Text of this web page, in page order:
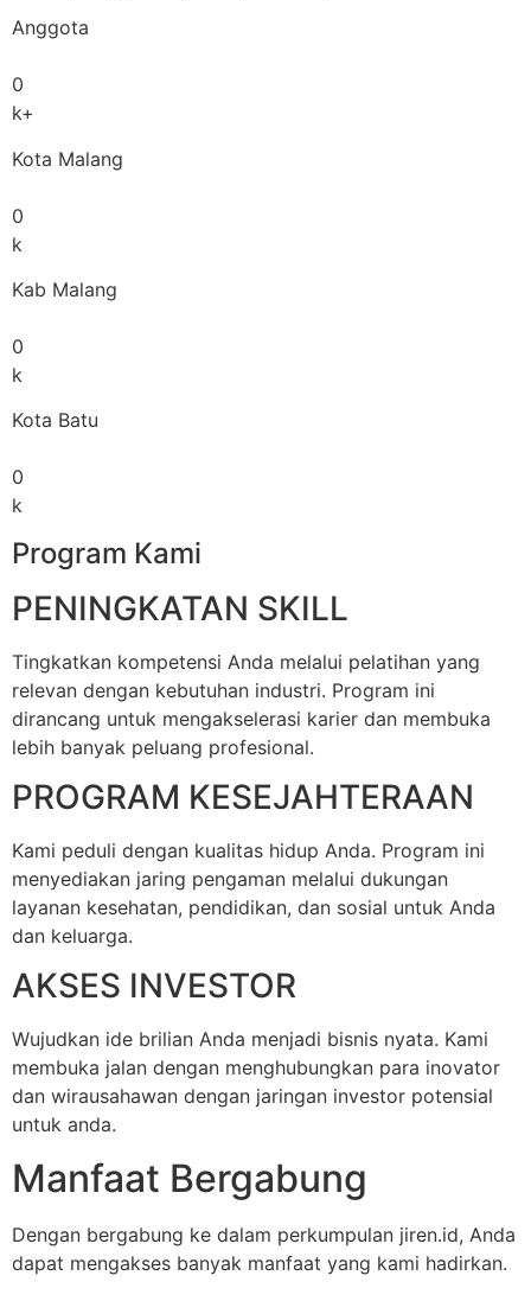
Anggota
0
k+
Kota Malang
0
k
Kab Malang
0
k
Kota Batu
0
k
Program Kami
PENINGKATAN SKILL
Tingkatkan kompetensi Anda melalui pelatihan yang
relevan dengan kebutuhan industri. Program ini
dirancang untuk mengakselerasi karier dan membuka
lebih banyak peluang profesional.
PROGRAM KESEJAHTERAAN
Kami peduli dengan kualitas hidup Anda. Program ini
menyediakan jaring pengaman melalui dukungan
layanan kesehatan, pendidikan, dan sosial untuk Anda
dan keluarga.
AKSES INVESTOR
Wujudkan ide brilian Anda menjadi bisnis nyata. Kami
membuka jalan dengan menghubungkan para inovator
dan wirausahawan dengan jaringan investor potensial
untuk anda.
Manfaat Bergabung
Dengan bergabung ke dalam perkumpulan jiren.id, Anda
dapat mengakses banyak manfaat yang kami hadirkan.